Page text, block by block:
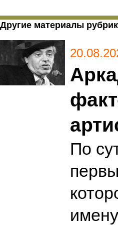
Другие материалы
По